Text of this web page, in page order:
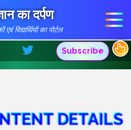
का दर्पण
एवं विद्यार्थियों का पोर्टल
Subscribe
DETAILS